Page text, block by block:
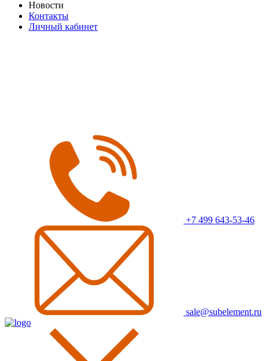
Новости
Контакты
Личный кабинет
+7 499 643-53-46
sale@subelement.ru